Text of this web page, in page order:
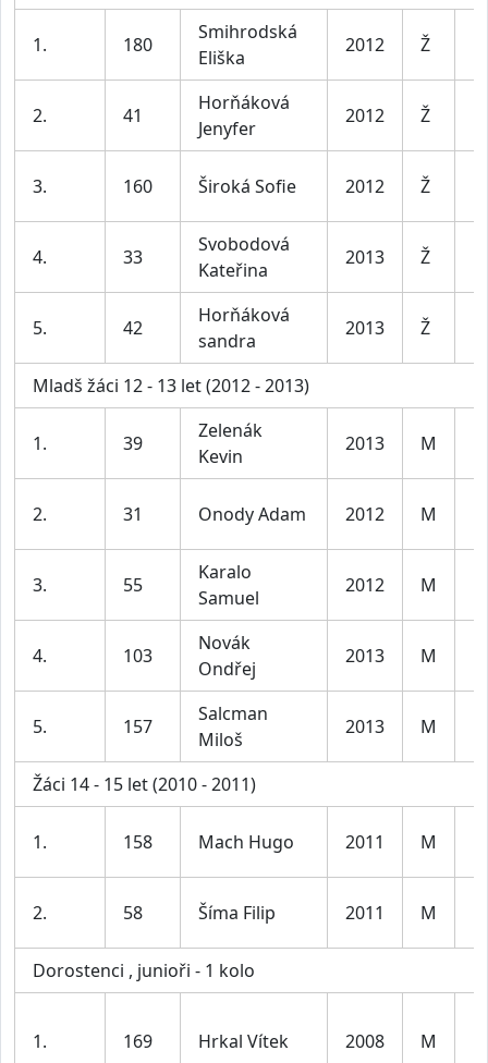
1. 180
Smihrodská
Eliška
2012 Ž
2. 41
Horňáková
Jenyfer
2012 Ž
3. 160 Široká Sofie 2012 Ž
4. 33
Svobodová
Kateřina
2013 Ž
5. 42
Horňáková
sandra
2013 Ž
Mladš žáci 12 - 13 let (2012 - 2013)
1. 39
Zelenák
Kevin
2013 M
2. 31 Onody Adam 2012 M
3. 55
Karalo
Samuel
2012 M
4. 103
Novák
Ondřej
2013 M
5. 157
Salcman
Miloš
2013 M
Žáci 14 - 15 let (2010 - 2011)
1. 158 Mach Hugo 2011 M
2. 58 Šíma Filip 2011 M
Dorostenci , junioři - 1 kolo
1. 169 Hrkal Vítek 2008 M